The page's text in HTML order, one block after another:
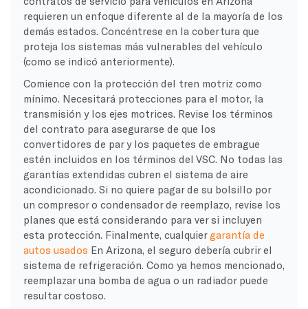
requieren un enfoque diferente al de la mayoría de los
demás estados. Concéntrese en la cobertura que
proteja los sistemas más vulnerables del vehículo
(como se indicó anteriormente).
Comience con la protección del tren motriz como
mínimo. Necesitará protecciones para el motor, la
transmisión y los ejes motrices. Revise los términos
del contrato para asegurarse de que los
convertidores de par y los paquetes de embrague
estén incluidos en los términos del VSC. No todas las
garantías extendidas cubren el sistema de aire
acondicionado. Si no quiere pagar de su bolsillo por
un compresor o condensador de reemplazo, revise los
planes que está considerando para ver si incluyen
esta protección. Finalmente, cualquiergarantía de
autos usados En Arizona, el seguro debería cubrir el
sistema de refrigeración. Como ya hemos mencionado,
reemplazar una bomba de agua o un radiador puede
resultar costoso.